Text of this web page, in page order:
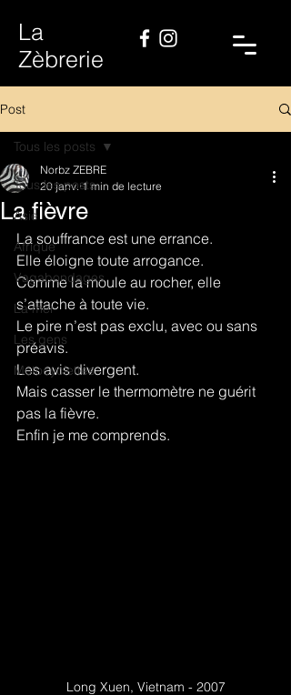
La
Zèbrerie
Post
Tous les posts
Asie
Afrique
Vagabondages
La mer
Les gens
Motocyclettes
Tous les posts
La fièvre
Norbz ZEBRE
20 janv. 1 min de lecture
La souffrance est une errance.
Elle éloigne toute arrogance.
Comme la moule au rocher, elle
s’attache à toute vie.
Le pire n’est pas exclu, avec ou sans
préavis.
Les avis divergent.
Mais casser le thermomètre ne guérit
pas la fièvre.
Enfin je me comprends.
Long Xuen, Vietnam - 2007